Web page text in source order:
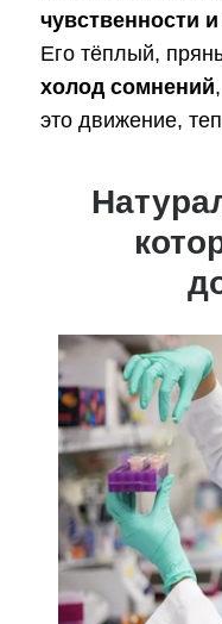
чувственности
Его тёплый,
холод сомнений
это движение,